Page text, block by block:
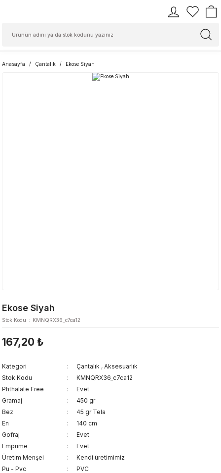
Anasayfa Çantalık Ekose Siyah
Ekose Siyah
Stok Kodu KMNQRX36_c7ca12
167,20 ₺
Kategori Çantalık , Aksesuarlık
Stok Kodu
KMNQRX36_c7ca12
Phthalate Free
Evet
Gramaj
450 gr
Bez
45 gr Tela
En
140 cm
Gofraj
Evet
Emprime
Evet
Üretim Menşei
Kendi üretimimiz
Pu - Pvc
PVC